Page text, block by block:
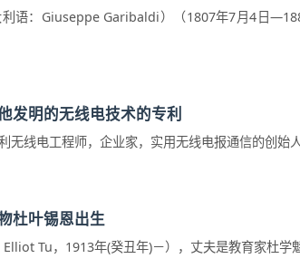
利语：Giuseppe Garibaldi）（1807年7月4日
发明的无线电技术的专利
无线电工程师，企业家，实用无线电报通信的创
杜叶锡恩出生
Tu，1913年(癸丑年)－），丈夫是教育家杜学